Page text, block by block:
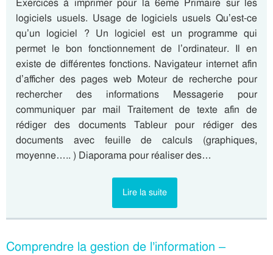
Exercices à imprimer pour la 6eme Primaire sur les
logiciels usuels. Usage de logiciels usuels Qu’est-ce
qu’un logiciel ? Un logiciel est un programme qui
permet le bon fonctionnement de l’ordinateur. Il en
existe de différentes fonctions. Navigateur internet afin
d’afficher des pages web Moteur de recherche pour
rechercher des informations Messagerie pour
communiquer par mail Traitement de texte afin de
rédiger des documents Tableur pour rédiger des
documents avec feuille de calculs (graphiques,
moyenne….. ) Diaporama pour réaliser des…
Lire la suite
Comprendre la gestion de l’information –